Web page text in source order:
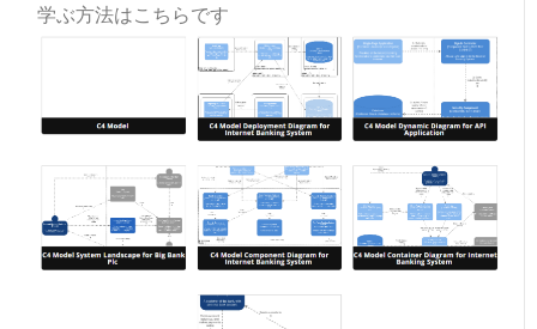
学ぶ方法はこちらです